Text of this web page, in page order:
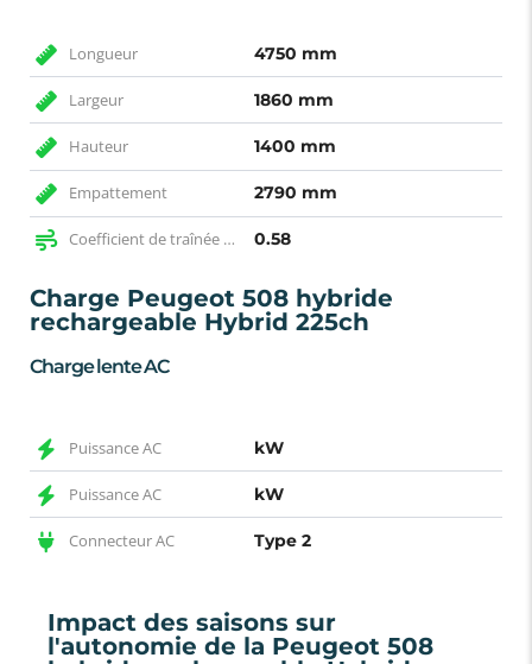
Longueur 4750 mm
Largeur 1860 mm
Hauteur 1400 mm
Empattement 2790 mm
Coefficient de traînée (SCx) 0.58
Charge Peugeot 508 hybride
rechargeable Hybrid 225ch
Charge lente AC
Puissance AC kW
Puissance AC kW
Connecteur AC Type 2
Impact des saisons sur
l'autonomie de la Peugeot 508